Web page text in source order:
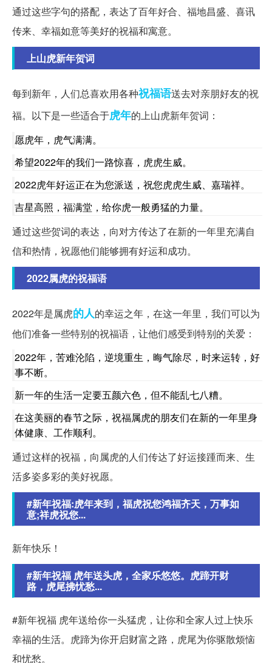
通过这些字句的搭配，表达了百年好合、福地昌盛、喜讯
传来、幸福如意等美好的祝福和寓意。
上山虎新年贺词
每到新年，人们总喜欢用各种祝福语送去对亲朋好友的祝
福。以下是一些适合于虎年的上山虎新年贺词：
愿虎年，虎气满满。
希望2022年的我们一路惊喜，虎虎生威。
2022虎年好运正在为您派送，祝您虎虎生威、嘉瑞祥。
吉星高照，福满堂，给你虎一般勇猛的力量。
通过这些贺词的表达，向对方传达了在新的一年里充满自
信和热情，祝愿他们能够拥有好运和成功。
2022属虎的祝福语
2022年是属虎的人的幸运之年，在这一年里，我们可以为
他们准备一些特别的祝福语，让他们感受到特别的关爱：
2022年，苦难沦陷，逆境重生，晦气除尽，时来运转，好
事不断。
新一年的生活一定要五颜六色，但不能乱七八糟。
在这美丽的春节之际，祝福属虎的朋友们在新的一年里身
体健康、工作顺利。
通过这样的祝福，向属虎的人们传达了好运接踵而来、生
活多姿多彩的美好祝愿。
#新年祝福:虎年来到，福虎祝您鸿福齐天，万事如
意;祥虎祝您...
新年快乐！
#新年祝福 虎年送头虎，全家乐悠悠。虎蹄开财
路，虎尾拂忧愁...
#新年祝福 虎年送给你一头猛虎，让你和全家人过上快乐
幸福的生活。虎蹄为你开启财富之路，虎尾为你驱散烦恼
和忧愁。